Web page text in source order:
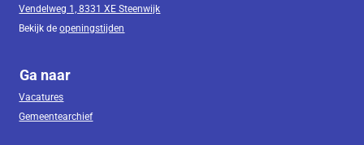
Vendelweg 1, 8331 XE Steenwijk
Bekijk deopeningstijden
Ga naar
Vacatures
Gemeentearchief